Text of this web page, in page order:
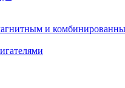
и